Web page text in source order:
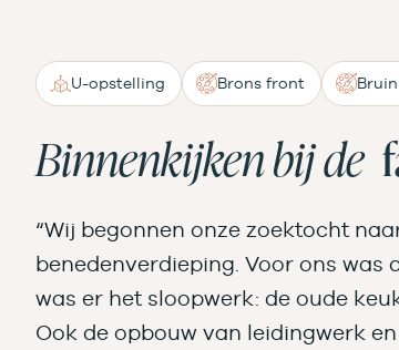
U-opstelling Brons front
Binnenkijken bij de
“Wij begonnen onze zoektocht
benedenverdieping. Voor ons was
was er het sloopwerk: de oude
Ook de opbouw van leidingwerk